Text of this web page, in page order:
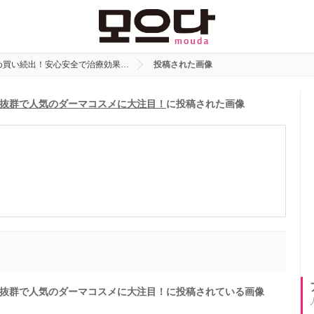
買い続出！安心安全で治療効果… 投稿された画像
群で人気のダーマコスメに大注目！ に投稿された画像
群で人気のダーマコスメに大注目！に投稿されている画像